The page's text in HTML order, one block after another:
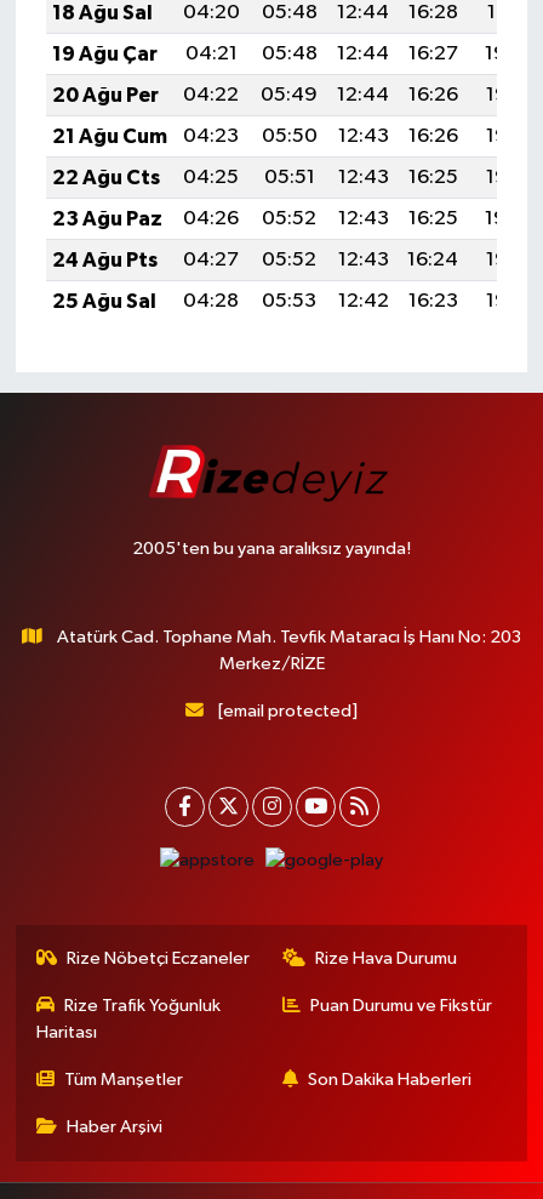
18 Ağu Sal
04:20 05:48 12:44 16:28
19:31
19 Ağu Çar
04:21 05:48 12:44 16:27
19:29
20 Ağu Per
04:22 05:49 12:44 16:26
19:28
21 Ağu Cum
04:23 05:50 12:43 16:26
19:27
22 Ağu Cts
04:25 05:51 12:43 16:25
19:26
23 Ağu Paz
04:26 05:52 12:43 16:25
19:24
24 Ağu Pts
04:27 05:52 12:43 16:24
19:23
25 Ağu Sal
04:28 05:53 12:42 16:23 19:22
2005'ten bu yana aralıksız yayında!
Atatürk Cad. Tophane Mah. Tevfik Mataracı İş Hanı No: 203
Merkez/RİZE
[email protected]
Rize Nöbetçi Eczaneler Rize Hava Durumu
Rize Trafik Yoğunluk
Haritası
Puan Durumu ve Fikstür
Tüm Manşetler Son Dakika Haberleri
Haber Arşivi